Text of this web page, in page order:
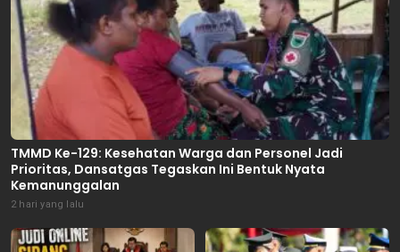
TMMD Ke-129: Kesehatan Warga dan Personel Jadi
Prioritas, Dansatgas Tegaskan Ini Bentuk Nyata
Kemanunggalan
2 hari yang lalu